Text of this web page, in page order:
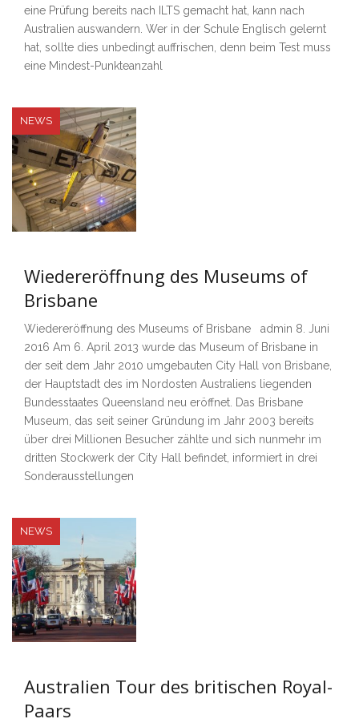
eine Prüfung bereits nach ILTS gemacht hat, kann nach
Australien auswandern. Wer in der Schule Englisch gelernt
hat, sollte dies unbedingt auffrischen, denn beim Test muss
eine Mindest-Punkteanzahl
NEWS
Wiedereröffnung des Museums of
Brisbane
Wiedereröffnung des Museums of Brisbane admin 8. Juni
2016 Am 6. April 2013 wurde das Museum of Brisbane in
der seit dem Jahr 2010 umgebauten City Hall von Brisbane,
der Hauptstadt des im Nordosten Australiens liegenden
Bundesstaates Queensland neu eröffnet. Das Brisbane
Museum, das seit seiner Gründung im Jahr 2003 bereits
über drei Millionen Besucher zählte und sich nunmehr im
dritten Stockwerk der City Hall befindet, informiert in drei
Sonderausstellungen
NEWS
Australien Tour des britischen Royal-
Paars